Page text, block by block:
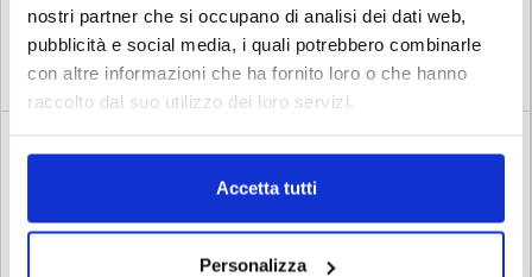
nostri partner che si occupano di analisi dei dati web,
pubblicità e social media, i quali potrebbero combinarle
con altre informazioni che ha fornito loro o che hanno
raccolto dal suo utilizzo dei loro servizi.
Accetta tutti
Personalizza
BLOCCO CONTI SERVIZI BALNEARI 6094C0000COD. 900405
€ 2.90Iva esclusa